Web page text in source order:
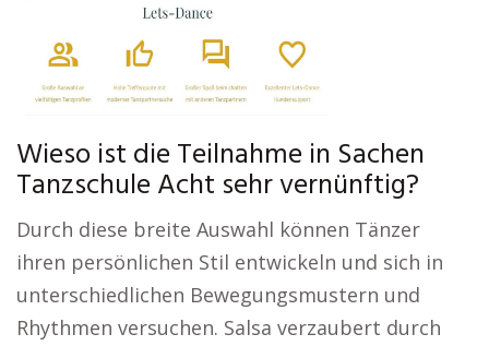
Wieso ist die Teilnahme in Sachen
Tanzschule Acht sehr vernünftig?
Durch diese breite Auswahl können Tänzer
ihren persönlichen Stil entwickeln und sich in
unterschiedlichen Bewegungsmustern und
Rhythmen versuchen. Salsa verzaubert durch